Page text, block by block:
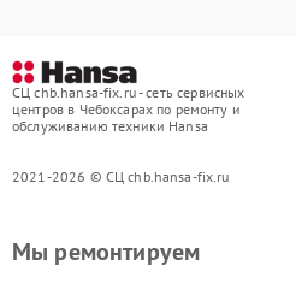
СЦ chb.hansa-fix.ru - сеть сервисных
центров в Чебоксарах по ремонту и
обслуживанию техники Hansa
2021-2026 © СЦ chb.hansa-fix.ru
Мы ремонтируем